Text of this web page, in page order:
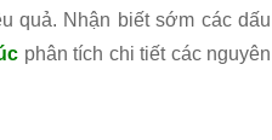
quả. Nhận biết sớm các dấu
phân tích chi tiết các nguyên